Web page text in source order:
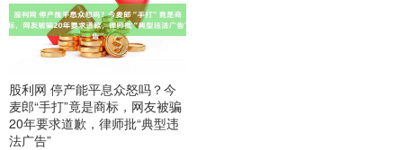
股利网 停产能平息众怒吗？今
麦郎“手打”竟是商标，网友被骗
20年要求道歉，律师批“典型违
法广告”